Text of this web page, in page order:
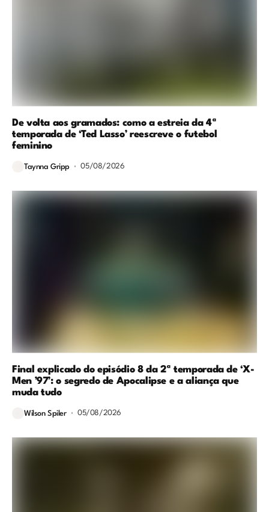
De volta aos gramados: como a estreia da 4ª
temporada de ‘Ted Lasso’ reescreve o futebol
feminino
Taynna Gripp 05/08/2026
Final explicado do episódio 8 da 2ª temporada de ‘X-
Men ’97’: o segredo de Apocalipse e a aliança que
muda tudo
Wilson Spiler 05/08/2026